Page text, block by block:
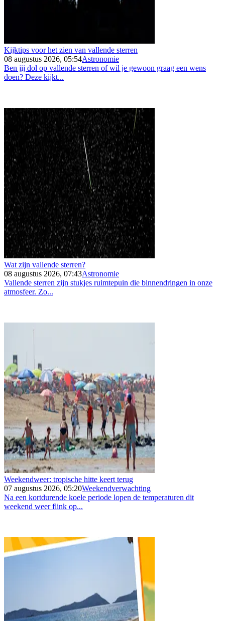
Kijktips voor het zien van vallende sterren
08 augustus 2026, 05:54Astronomie
Ben jij dol op vallende sterren of wil je gewoon graag een wens
doen? Deze kijkt...
Wat zijn vallende sterren?
08 augustus 2026, 07:43Astronomie
Vallende sterren zijn stukjes ruimtepuin die binnendringen in onze
atmosfeer. Zo...
Weekendweer: tropische hitte keert terug
07 augustus 2026, 05:20Weekendverwachting
Na een kortdurende koele periode lopen de temperaturen dit
weekend weer flink op...